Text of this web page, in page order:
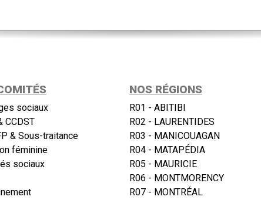
sociaux
CCDST
& Sous-traitance
féminine
sociaux
NOS RÉGIONS
R01 - ABITIBI
R02 - LAURENTIDES
R03 - MANICOUAGAN
R04 - MATAPÉDIA
R05 - MAURICIE
R06 - MONTMORENCY
R07 - MONTRÉAL